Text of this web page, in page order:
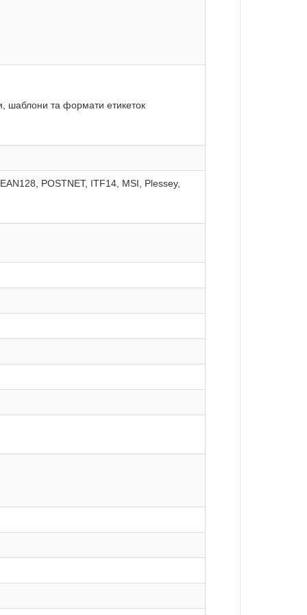
шаблони та формати етикеток
POSTNET, ITF14, MSI, Plessey,